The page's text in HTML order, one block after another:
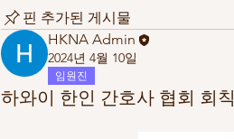
핀 추가된 게시물
HKNA Admin
2024년 4월 10일
임원진
하와이 한인 간호사 협회 회칙